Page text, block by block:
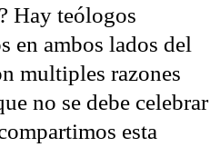
Hay teólogos
en ambos lados del
multiples razones
no se debe celebrar
esta